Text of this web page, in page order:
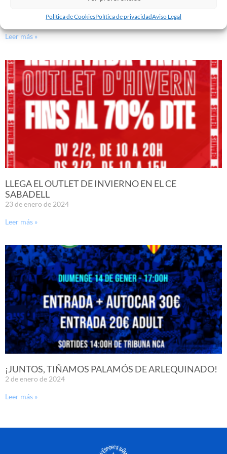
Política de CookiesPolítica de privacidadAviso Legal
6 de febrero de 2024
Leer más »
LLEGA EL OUTLET DE INVIERNO EN EL CE
SABADELL
23 de enero de 2024
Leer más »
¡JUNTOS, TIÑAMOS PALAMÓS DE ARLEQUINADO!
2 de enero de 2024
Leer más »